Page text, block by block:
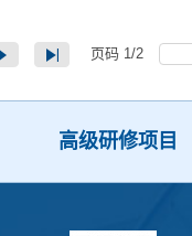
页码 1/2
高级研修项目